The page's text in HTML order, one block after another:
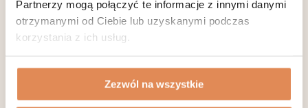
Partnerzy mogą połączyć te informacje z innymi danymi
otrzymanymi od Ciebie lub uzyskanymi podczas
korzystania z ich usług.
Zezwól na wszystkie
dr n. med.